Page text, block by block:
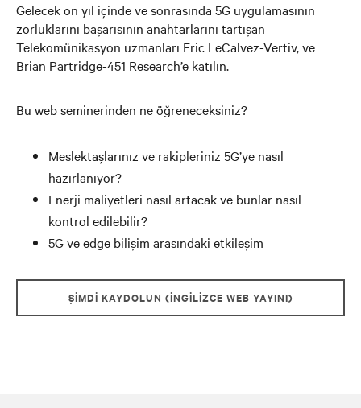
Gelecek on yıl içinde ve sonrasında 5G uygulamasının
zorluklarını başarısının anahtarlarını tartışan
Telekomünikasyon uzmanları Eric LeCalvez-Vertiv, ve
Brian Partridge-451 Research’e katılın.
Bu web seminerinden ne öğreneceksiniz?
Meslektaşlarınız ve rakipleriniz 5G’ye nasıl
hazırlanıyor?
Enerji maliyetleri nasıl artacak ve bunlar nasıl
kontrol edilebilir?
5G ve edge bilişim arasındaki etkileşim
ŞIMDI KAYDOLUN (İNGILIZCE WEB YAYINI)